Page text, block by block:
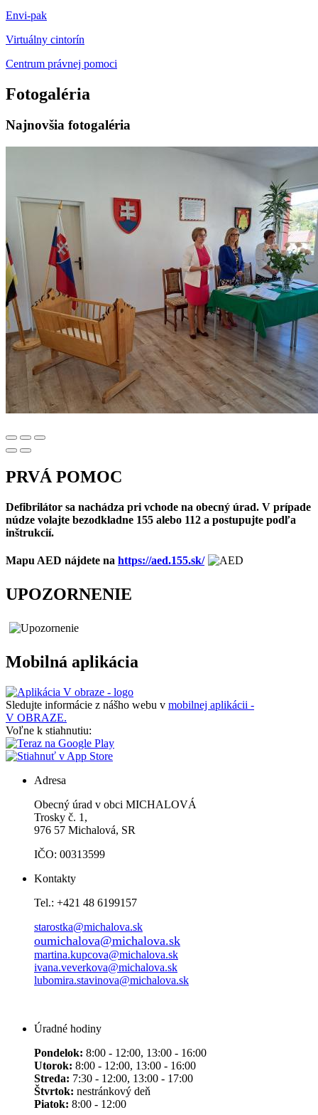
Envi-pak
Virtuálny cintorín
Centrum právnej pomoci
Fotogaléria
Najnovšia fotogaléria
PRVÁ POMOC
Defibrilátor sa nachádza pri vchode na obecný úrad. V prípade
núdze volajte bezodkladne 155 alebo 112 a postupujte podľa
inštrukcií.
Mapu AED nájdete na https://aed.155.sk/
UPOZORNENIE
Mobilná aplikácia
Sledujte informácie z nášho webu v mobilnej aplikácii -
V OBRAZE.
Voľne k stiahnutiu:
Adresa
Obecný úrad v obci MICHALOVÁ
Trosky č. 1,
976 57 Michalová, SR
IČO: 00313599
Kontakty
Tel.: +421 48 6199157
starostka@michalova.sk
oumichalova@michalova.sk
martina.kupcova@michalova.sk
ivana.veverkova@michalova.sk
lubomira.stavinova@michalova.sk
Úradné hodiny
Pondelok: 8:00 - 12:00, 13:00 - 16:00
Utorok: 8:00 - 12:00, 13:00 - 16:00
Streda: 7:30 - 12:00, 13:00 - 17:00
Štvrtok: nestránkový deň
Piatok: 8:00 - 12:00